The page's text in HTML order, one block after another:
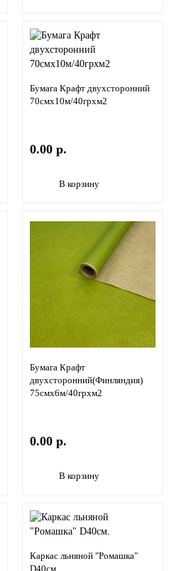
Бумага Крафт двухсторонний
70смх10м/40грхм2
0.00 р.
В корзину
Бумага Крафт
двухсторонний(Финляндия)
75смх6м/40грхм2
0.00 р.
В корзину
Каркас льняной "Ромашка"
D40см.